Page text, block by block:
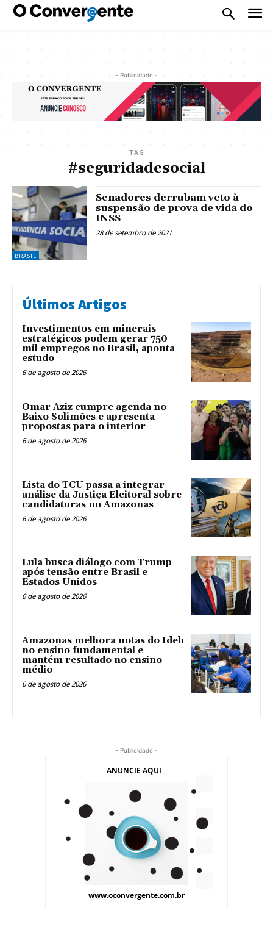
- Publicidade -
TAG
#seguridadesocial
BRASIL
Senadores derrubam veto à
suspensão de prova de vida do
INSS
28 de setembro de 2021
Últimos Artigos
Investimentos em minerais
estratégicos podem gerar 750
mil empregos no Brasil, aponta
estudo
6 de agosto de 2026
Omar Aziz cumpre agenda no
Baixo Solimões e apresenta
propostas para o interior
6 de agosto de 2026
Lista do TCU passa a integrar
análise da Justiça Eleitoral sobre
candidaturas no Amazonas
6 de agosto de 2026
Lula busca diálogo com Trump
após tensão entre Brasil e
Estados Unidos
6 de agosto de 2026
Amazonas melhora notas do Ideb
no ensino fundamental e
mantém resultado no ensino
médio
6 de agosto de 2026
- Publicidade -